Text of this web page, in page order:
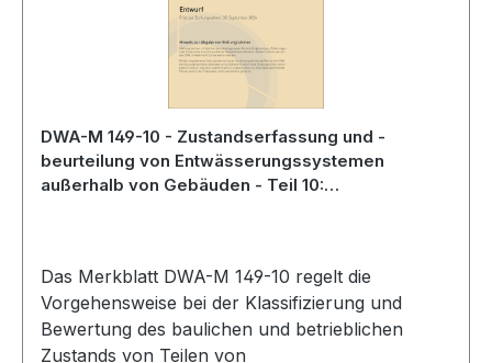
DWA-M 149-10 - Zustandserfassung und -
beurteilung von Entwässerungssystemen
außerhalb von Gebäuden - Teil 10:
Das Merkblatt DWA-M 149-10 regelt die
Vorgehensweise bei der Klassifizierung und
Bewertung des baulichen und betrieblichen
Zustands von Teilen von